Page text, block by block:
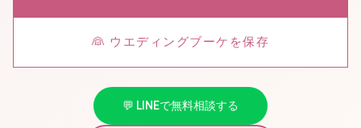
👰 ウエディングブーケを保存
💬 LINEで無料相談する